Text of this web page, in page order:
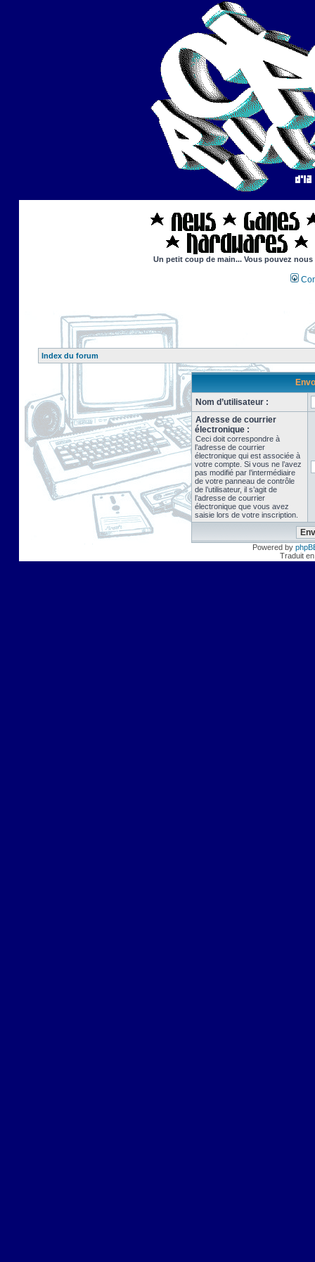
Un petit coup de main... Vous pouvez
Index du forum
Nom d’utilisateur :
Adresse de courrier
électronique :
Ceci doit correspondre à
l’adresse de courrier
électronique qui est associée à
votre compte. Si vous ne l’avez
pas modifié par l’intermédiaire
de votre panneau de contrôle
de l’utilisateur, il s’agit de
l’adresse de courrier
électronique que vous avez
saisie lors de votre inscription.
Powered by
Traduit